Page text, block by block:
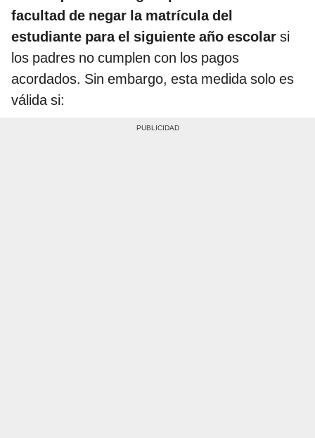
facultad de negar la matrícula del
estudiante para el siguiente año escolar si
los padres no cumplen con los pagos
acordados. Sin embargo, esta medida solo es
válida si: